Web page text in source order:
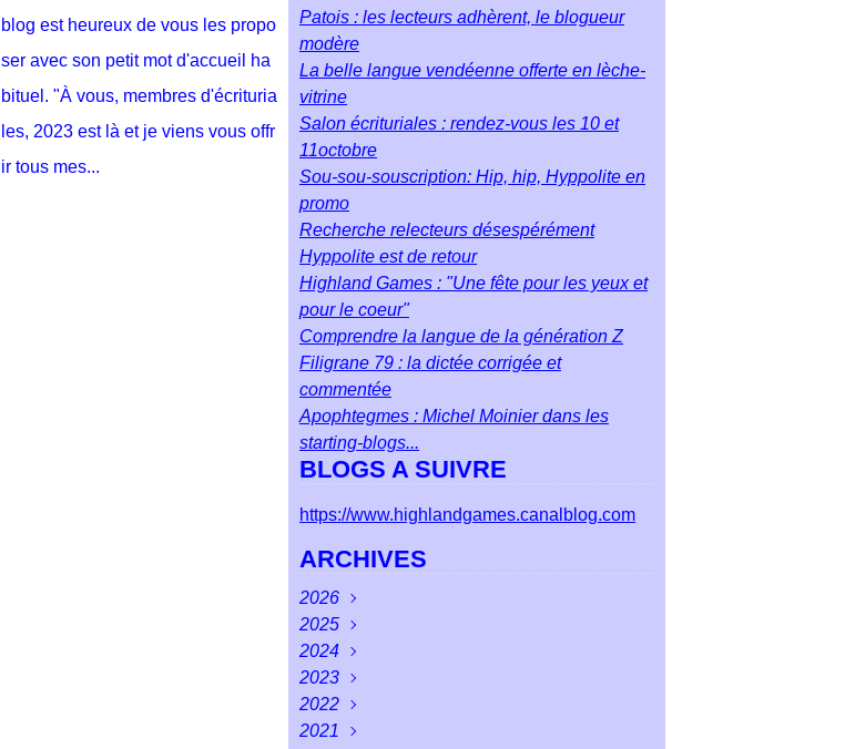
blog est heureux de vous les propo
ser avec son petit mot d'accueil ha
bituel. "À vous, membres d'écrituria
les, 2023 est là et je viens vous offr
ir tous mes...
Patois : les lecteurs adhèrent, le blogueur
modère
La belle langue vendéenne offerte en lèche-
vitrine
Salon écrituriales : rendez-vous les 10 et
11octobre
Sou-sou-souscription: Hip, hip, Hyppolite en
promo
Recherche relecteurs désespérément
Hyppolite est de retour
Highland Games : "Une fête pour les yeux et
pour le coeur"
Comprendre la langue de la génération Z
Filigrane 79 : la dictée corrigée et
commentée
Apophtegmes : Michel Moinier dans les
starting-blogs...
BLOGS A SUIVRE
https://www.highlandgames.canalblog.com
ARCHIVES
2026
Août
Juillet
Juin(5)
Mai (6)
Avril
2025
Décembre
Novembre
Octobre
Septembre
2024
Décembre
Novembre
Octobre
2023
Décembre
Novembre
2022
Décembre
2021